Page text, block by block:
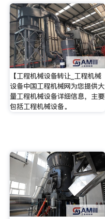
【工程机械设备转让_工程机械
设备中国工程机械网为您提供大
量工程机械设备详细信息，主要
包括工程机械设备。